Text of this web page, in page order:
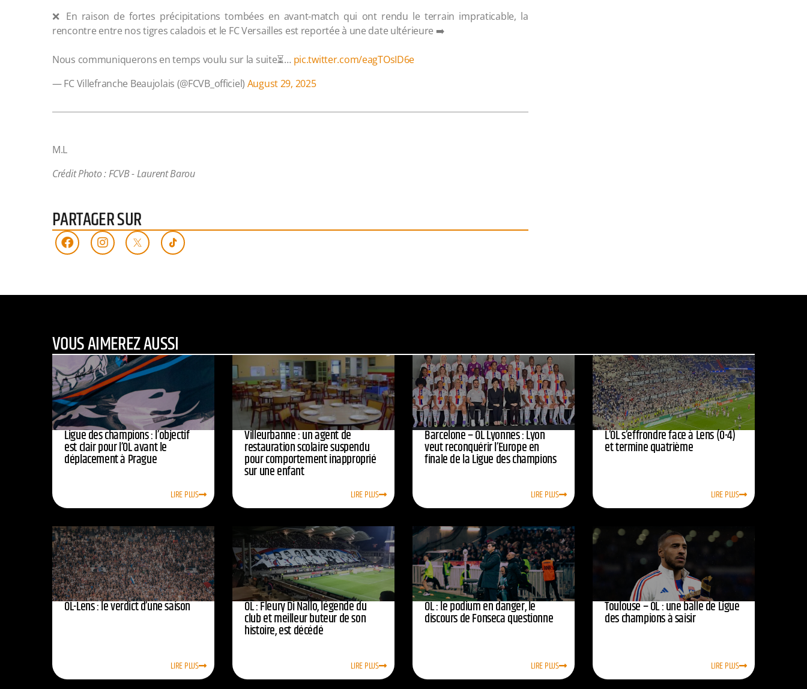
❌ En raison de fortes précipitations tombées en avant-match qui ont rendu le terrain impraticable, la
rencontre entre nos tigres caladois et le FC Versailles est reportée à une date ultérieure ➡️
Nous communiquerons en temps voulu sur la suite⏳… pic.twitter.com/eagTOsID6e
— FC Villefranche Beaujolais (@FCVB_officiel) August 29, 2025
M.L
Crédit Photo : FCVB - Laurent Barou
PARTAGER SUR
VOUS AIMEREZ AUSSI
Ligue des champions : l’objectif
est clair pour l’OL avant le
déplacement à Prague
LIRE PLUS
Villeurbanne : un agent de
restauration scolaire suspendu
pour comportement inapproprié
sur une enfant
LIRE PLUS
Barcelone – OL Lyonnes : Lyon
veut reconquérir l’Europe en
finale de la Ligue des champions
LIRE PLUS
L’OL s’effrondre face à Lens (0-4)
et termine quatrième
LIRE PLUS
OL-Lens : le verdict d’une saison
LIRE PLUS
OL : Fleury Di Nallo, légende du
club et meilleur buteur de son
histoire, est décédé
LIRE PLUS
OL : le podium en danger, le
discours de Fonseca questionne
LIRE PLUS
Toulouse – OL : une balle de Ligue
des champions à saisir
LIRE PLUS